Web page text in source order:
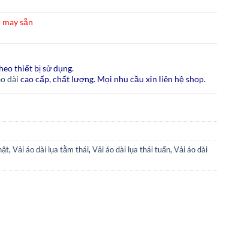
sẵn
thiết bị sử dụng.
dài cao cấp, chất lượng. Mọi nhu cầu xin liên hệ shop.
, Vải áo dài lụa tằm thái, Vải áo dài lụa thái tuấn, Vải áo dài